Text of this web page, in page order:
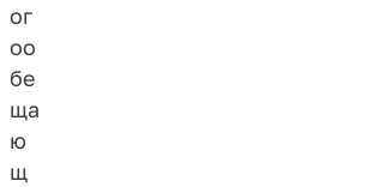
ог
оо
бе
ща
ю
щ